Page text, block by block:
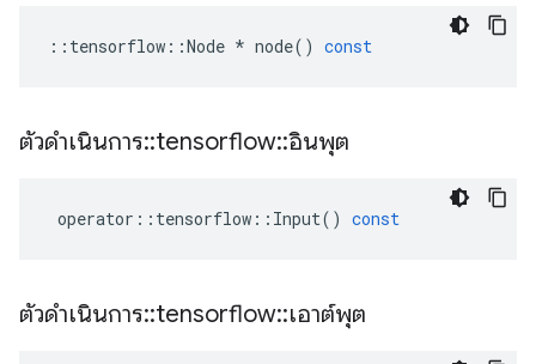
:: tensorflow ::Node * node() const
ตัวดำเนินการ::tensorflow::อินพุต
operator :: tensorflow :: Input() const
ตัวดำเนินการ::tensorflow::เอาต์พุต